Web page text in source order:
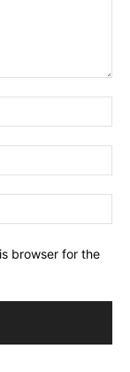
browser for the